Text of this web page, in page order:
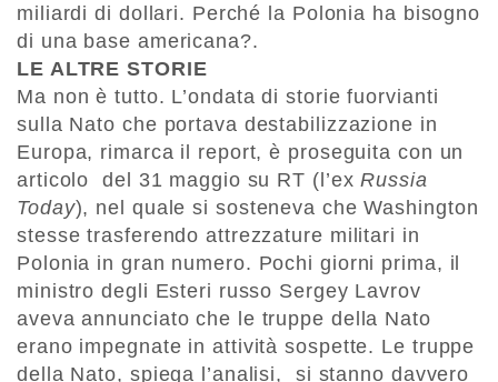
miliardi di dollari. Perché la Polonia ha bisogno
di una base americana?.
LE ALTRE STORIE
Ma non è tutto. L’ondata di storie fuorvianti
sulla Nato che portava destabilizzazione in
Europa, rimarca il report, è proseguita con un
articolo del 31 maggio su RT (l’exRussia
Today), nel quale si sosteneva che Washington
stesse trasferendo attrezzature militari in
Polonia in gran numero. Pochi giorni prima, il
ministro degli Esteri russo Sergey Lavrov
aveva annunciato che le truppe della Nato
erano impegnate in attività sospette. Le truppe
della Nato, spiega l’analisi, si stanno davvero